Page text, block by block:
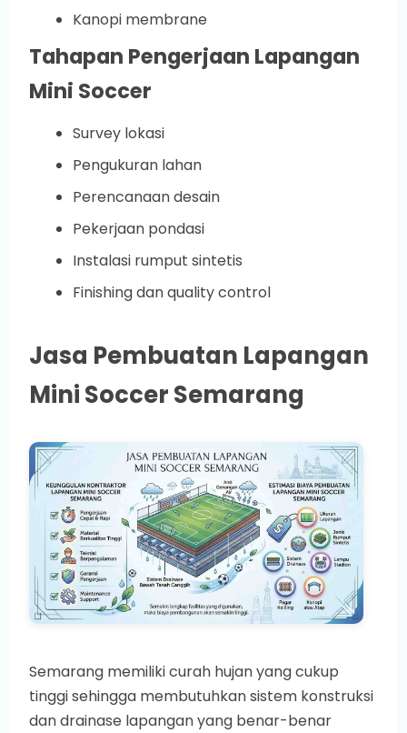
Kanopi membrane
Tahapan Pengerjaan Lapangan
Mini Soccer
Survey lokasi
Pengukuran lahan
Perencanaan desain
Pekerjaan pondasi
Instalasi rumput sintetis
Finishing dan quality control
Jasa Pembuatan Lapangan
Mini Soccer Semarang
Semarang memiliki curah hujan yang cukup
tinggi sehingga membutuhkan sistem konstruksi
dan drainase lapangan yang benar-benar